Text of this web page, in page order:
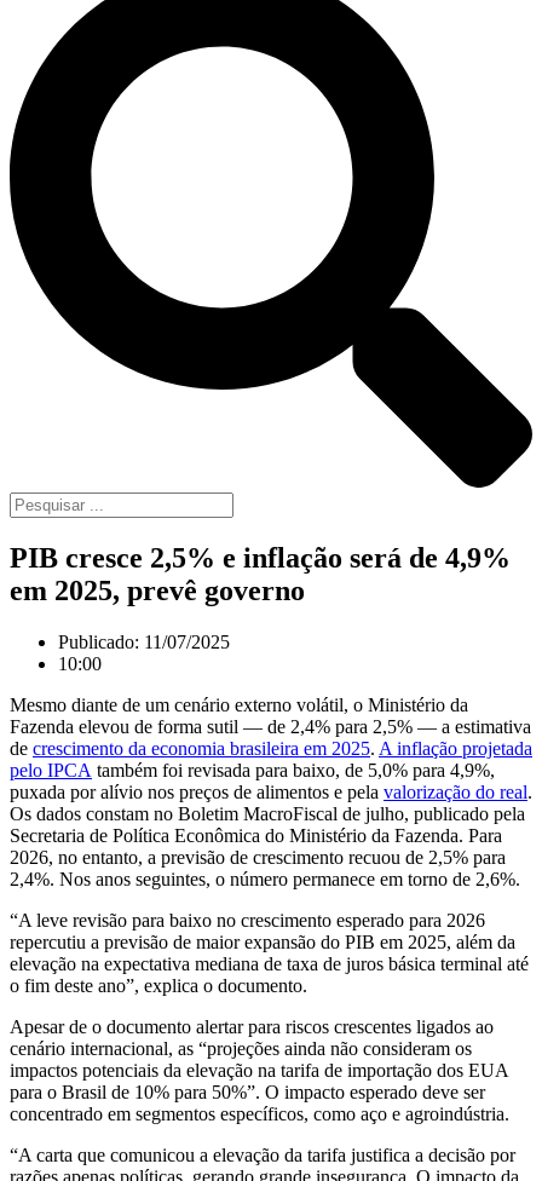
PIB cresce 2,5% e inflação será de 4,9%
em 2025, prevê governo
Publicado: 11/07/2025
10:00
Mesmo diante de um cenário externo volátil, o Ministério da
Fazenda elevou de forma sutil — de 2,4% para 2,5% — a estimativa
de crescimento da economia brasileira em 2025. A inflação projetada
pelo IPCA também foi revisada para baixo, de 5,0% para 4,9%,
puxada por alívio nos preços de alimentos e pela valorização do real.
Os dados constam no Boletim MacroFiscal de julho, publicado pela
Secretaria de Política Econômica do Ministério da Fazenda. Para
2026, no entanto, a previsão de crescimento recuou de 2,5% para
2,4%. Nos anos seguintes, o número permanece em torno de 2,6%.
“A leve revisão para baixo no crescimento esperado para 2026
repercutiu a previsão de maior expansão do PIB em 2025, além da
elevação na expectativa mediana de taxa de juros básica terminal até
o fim deste ano”, explica o documento.
Apesar de o documento alertar para riscos crescentes ligados ao
cenário internacional, as “projeções ainda não consideram os
impactos potenciais da elevação na tarifa de importação dos EUA
para o Brasil de 10% para 50%”. O impacto esperado deve ser
concentrado em segmentos específicos, como aço e agroindústria.
“A carta que comunicou a elevação da tarifa justifica a decisão por